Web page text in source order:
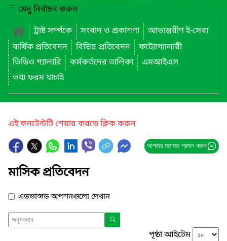
মেনু নির্বাচন করুন
ট্রাষ্ট সর্ম্পকে
সংবাদ ও প্রকাশণা
আভ্যন্তরীণ ই-সেবা
বার্ষিক প্রতিবেদন
বিভিন্ন প্রতিবেদন
ফট্যোগ্যালারী
ভিডিও গ্যালারি
কর্মকর্তদের তালিকা
এমআইএস
তথ্য ফরম যাচাই
এই কনটেন্টটি শেয়ার করতে ক্লিক করুন
আপনার মতামত প্রদান করুন
মাসিক প্রতিবেদন
এডভান্সড অপশনগুলো দেখান
পৃষ্ঠা আইটেম